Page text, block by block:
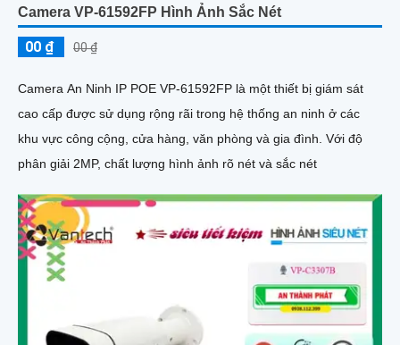
Camera VP-61592FP Hình Ảnh Sắc Nét
00 ₫ 00 ₫
Camera An Ninh IP POE VP-61592FP là một thiết bị giám sát
cao cấp được sử dụng rộng rãi trong hệ thống an ninh ở các
khu vực công cộng, cửa hàng, văn phòng và gia đình. Với độ
phân giải 2MP, chất lượng hình ảnh rõ nét và sắc nét